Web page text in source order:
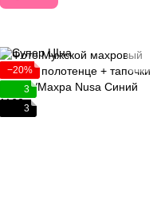
−20%
3
3